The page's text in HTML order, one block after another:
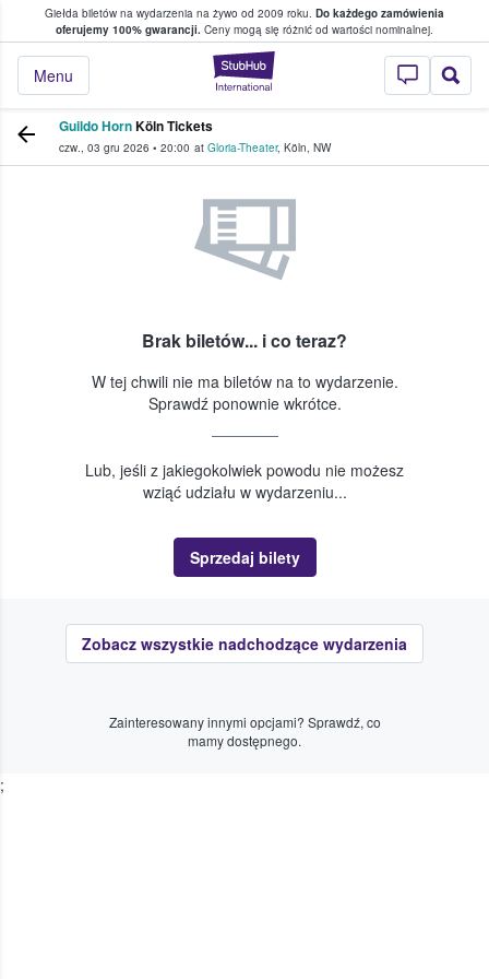
Giełda biletów na wydarzenia na żywo od 2009 roku. Do każdego zamówienia
oferujemy 100% gwarancji. Ceny mogą się różnić od wartości nominalnej.
StubHub —
Menu
w którym fani i kibice kupują i
Guildo HornKöln Tickets
czw., 03 gru 2026 • 20:00 at Gloria-Theater, Köln, NW
Brak biletów... i co teraz?
W tej chwili nie ma biletów na to wydarzenie.
Sprawdź ponownie wkrótce.
Lub, jeśli z jakiegokolwiek powodu nie możesz
wziąć udziału w wydarzeniu...
Sprzedaj bilety
Zobacz wszystkie nadchodzące wydarzenia
Zainteresowany innymi opcjami? Sprawdź, co
mamy dostępnego.
;